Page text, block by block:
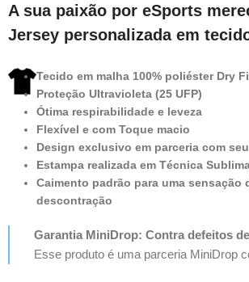
A sua paixão por eSports
Jersey personalizada em
Tecido em malha 100% poliéster Dry
Proteção Ultravioleta (25 UFP)
Ótima respirabilidade e leveza
Flexível e com Toque macio
Design exclusivo em parceria com
Estampa realizada em Técnica
Caimento padrão para uma sensação
descontração
Garantia MiniDrop: Contra defeitos
Esse produto é uma parceria MiniDrop